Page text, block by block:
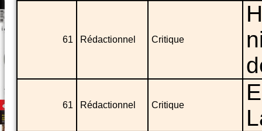
61 Rédactionnel Critique
61 Rédactionnel Critique